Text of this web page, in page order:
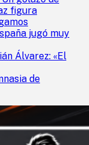
figura
jugó muy
Álvarez: «El
de